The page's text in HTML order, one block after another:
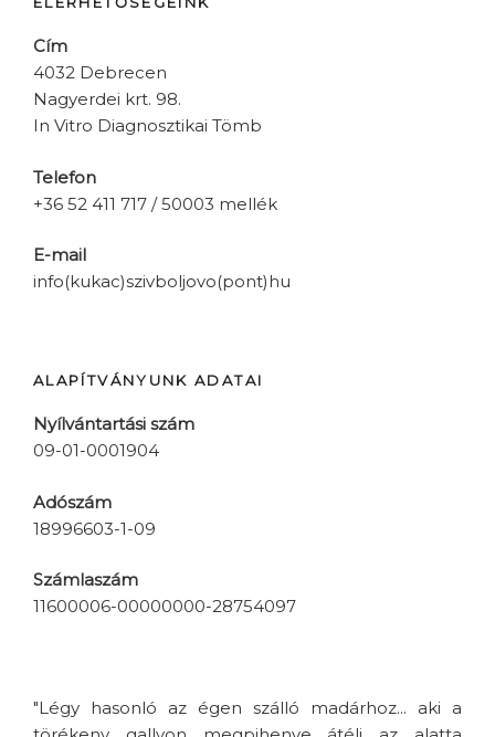
Cím
4032 Debrecen
Nagyerdei krt. 98.
In Vitro Diagnosztikai Tömb
Telefon
+36 52 411 717 / 50003 mellék
E-mail
info(kukac)szivboljovo(pont)hu
ALAPÍTVÁNYUNK ADATAI
Nyílvántartási szám
09-01-0001904
Adószám
18996603-1-09
Számlaszám
11600006-00000000-28754097
"Légy hasonló az égen szálló madárhoz... aki a